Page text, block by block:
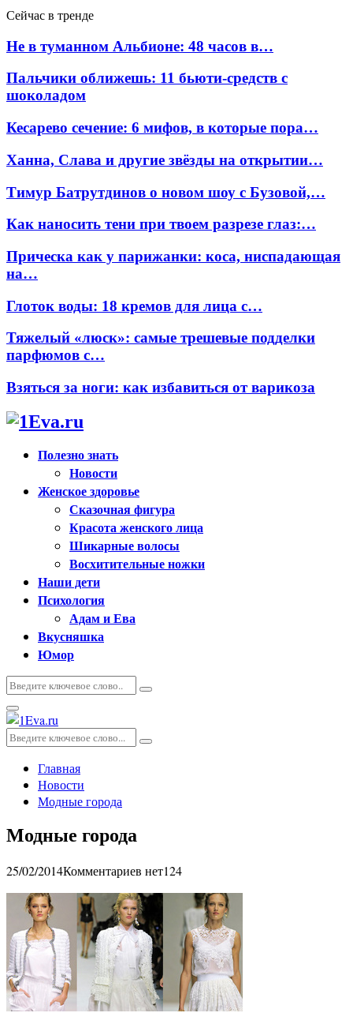
Сейчас в тренде
Не в туманном Альбионе: 48 часов в…
Пальчики оближешь: 11 бьюти-средств с
шоколадом
Кесарево сечение: 6 мифов, в которые пора…
Ханна, Слава и другие звёзды на открытии…
Тимур Батрутдинов о новом шоу с Бузовой,…
Как наносить тени при твоем разрезе глаз:…
Прическа как у парижанки: коса, ниспадающая
на…
Глоток воды: 18 кремов для лица с…
Тяжелый «люск»: самые трешевые подделки
парфюмов с…
Взяться за ноги: как избавиться от варикоза
Полезно знать
Новости
Женское здоровье
Сказочная фигура
Красота женского лица
Шикарные волосы
Восхитительные ножки
Наши дети
Психология
Адам и Ева
Вкусняшка
Юмор
Искать:
Поиск
Основное
меню
Искать:
Поиск
Главная
Новости
Модные города
Модные города
25/02/2014Комментариев нет124